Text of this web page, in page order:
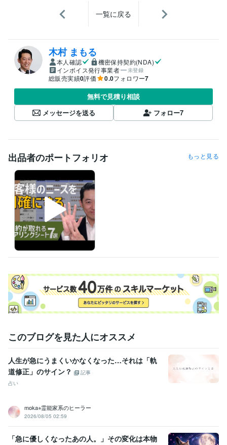
一覧に戻る
木村 まもる
本人確認
機密保持契約(NDA)
インボイス発行事業者
未登録
総販売実績0評価 0.0フォロワー7
無料で見積り相談
メッセージを送る
フォロー7
出品者のポートフォリオ もっと見る
このブログを見た人にオススメ
人生が急にうまくいかなくなった…それは「軌
道修正」のサイン？
記事
占い
moka⭐︎霊能家系のヒーラー
2026/08/05 02:59
「急に優しくなったあの人。」その変化は本物